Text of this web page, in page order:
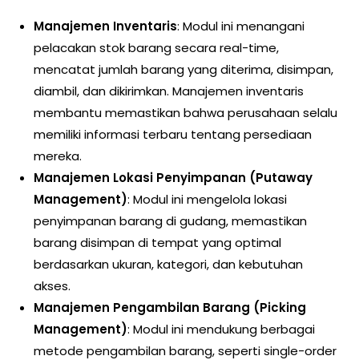
Manajemen Inventaris: Modul ini menangani
pelacakan stok barang secara real-time,
mencatat jumlah barang yang diterima, disimpan,
diambil, dan dikirimkan. Manajemen inventaris
membantu memastikan bahwa perusahaan selalu
memiliki informasi terbaru tentang persediaan
mereka.
Manajemen Lokasi Penyimpanan (Putaway
Management): Modul ini mengelola lokasi
penyimpanan barang di gudang, memastikan
barang disimpan di tempat yang optimal
berdasarkan ukuran, kategori, dan kebutuhan
akses.
Manajemen Pengambilan Barang (Picking
Management): Modul ini mendukung berbagai
metode pengambilan barang, seperti single-order